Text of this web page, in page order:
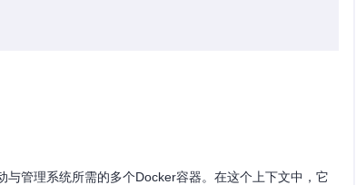
管理系统所需的多个Docker容器。在这个上下文中，它